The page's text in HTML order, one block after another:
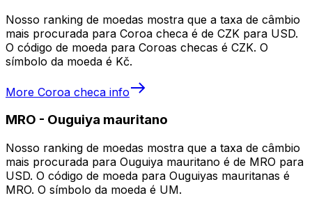
Nosso ranking de moedas mostra que a taxa de câmbio
mais procurada para Coroa checa é de CZK para USD.
O código de moeda para Coroas checas é CZK. O
símbolo da moeda é Kč.
More Coroa checa info
MRO - Ouguiya mauritano
Nosso ranking de moedas mostra que a taxa de câmbio
mais procurada para Ouguiya mauritano é de MRO para
USD. O código de moeda para Ouguiyas mauritanas é
MRO. O símbolo da moeda é UM.